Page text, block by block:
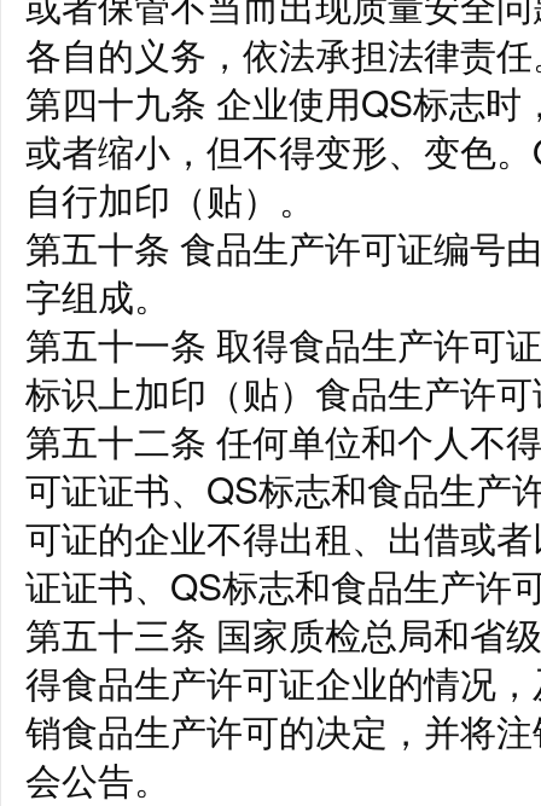
各自的义务，依法承担法律责
第四十九条 企业使用QS标志
或者缩小，但不得变形、变色
自行加印（贴）。
第五十条 食品生产许可证编号
字组成。
第五十一条 取得食品生产许可
标识上加印（贴）食品生产许
第五十二条 任何单位和个人不
可证证书、QS标志和食品生产
可证的企业不得出租、出借或
证证书、QS标志和食品生产许
第五十三条 国家质检总局和省
得食品生产许可证企业的情况
销食品生产许可的决定，并将
会公告。